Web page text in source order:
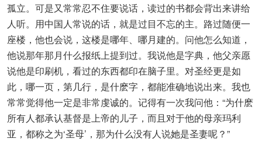
孤立。可是又常常忍不住要说话，读过的书都会背出来讲给
人听。用中国人常说的话，就是过目不忘的主。路过随便一
座楼，他也会说，这楼是哪年、哪月建的。问他怎么知道，
他说那年那月什么报纸上提到过。我说他是字典，他父亲愿
说他是印刷机，看过的东西都印在脑子里。对圣经更是如
此，哪一页，第几行，是什麽字，都能准确地说出来。我也
常常觉得他一定是非常虔诚的。记得有一次我问他：“为什麽
所有人都承认基督是上帝的儿子，而且对于他的母亲玛利
亚，都称之为‘圣母’，那为什么没有人说她是圣妻呢？”